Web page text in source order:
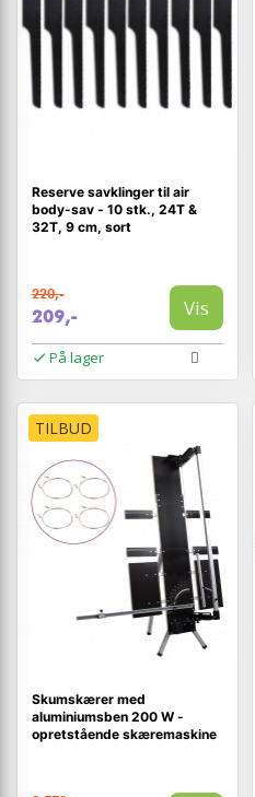
Reserve savklinger til air
body-sav - 10 stk., 24T &
32T, 9 cm, sort
220,-
209,- Vis
På lager
TILBUD
Skumskærer med
aluminiumsben 200 W -
opretstående skæremaskine